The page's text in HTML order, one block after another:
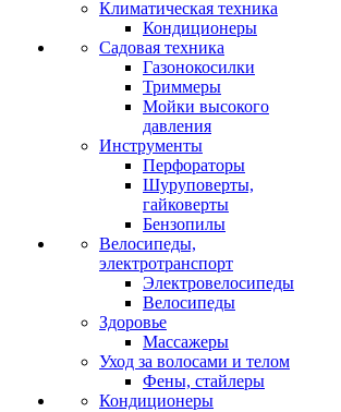
Климатическая техника
Кондиционеры
Садовая техника
Газонокосилки
Триммеры
Мойки высокого
давления
Инструменты
Перфораторы
Шуруповерты,
гайковерты
Бензопилы
Велосипеды,
электротранспорт
Электровелосипеды
Велосипеды
Здоровье
Массажеры
Уход за волосами и телом
Фены, стайлеры
Кондиционеры